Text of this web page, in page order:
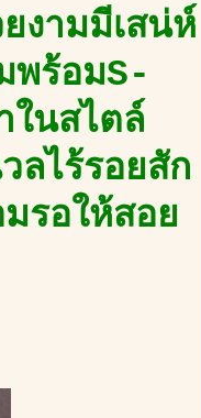
งามมีเสน่ห์
พร้อมS-
นสไตล์
ไร้รอยสัก
รอให้สอย